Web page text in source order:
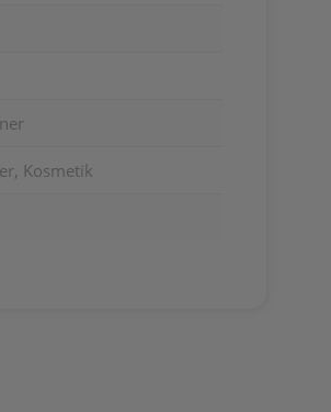
Kosmetik